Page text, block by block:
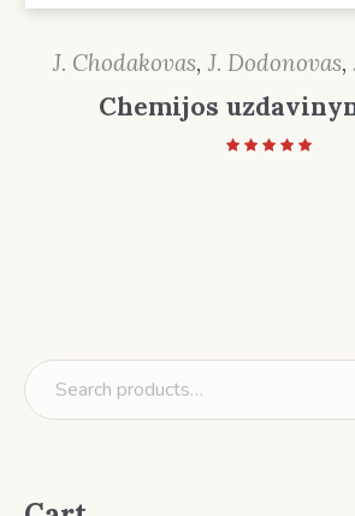
J. Chodakovas,J. Dodonovas,
Chemijos